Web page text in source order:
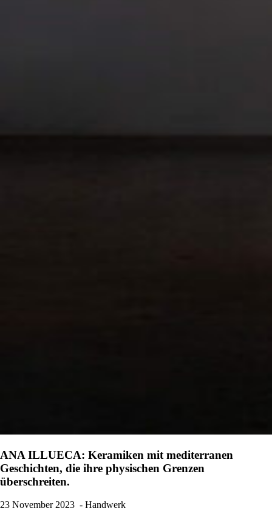
ANA ILLUECA: Keramiken mit mediterranen
Geschichten, die ihre physischen Grenzen
überschreiten.
23 November 2023 - Handwerk